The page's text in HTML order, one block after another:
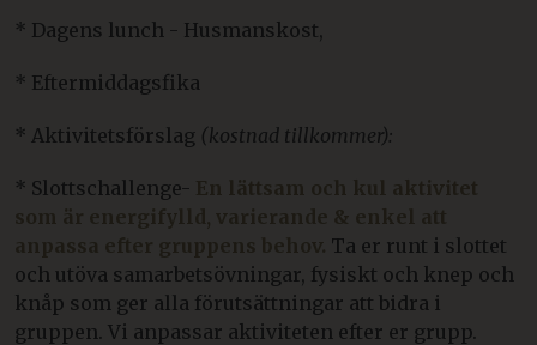
* Dagens lunch - Husmanskost,
* Eftermiddagsfika
* Aktivitetsförslag (kostnad tillkommer):
* Slottschallenge- En lättsam och kul aktivitet
som är energifylld, varierande & enkel att
anpassa efter gruppens behov. Ta er runt i slottet
och utöva samarbetsövningar, fysiskt och knep och
knåp som ger alla förutsättningar att bidra i
gruppen. Vi anpassar aktiviteten efter er grupp.